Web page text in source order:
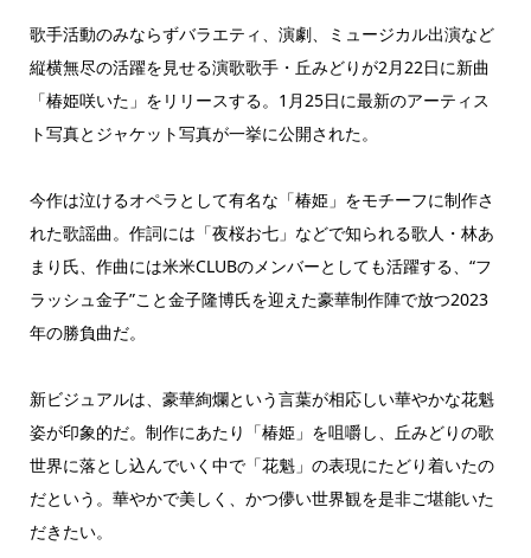
歌手活動のみならずバラエティ、演劇、ミュージカル出演など
縦横無尽の活躍を見せる演歌歌手・丘みどりが2月22日に新曲
「椿姫咲いた」をリリースする。1月25日に最新のアーティス
ト写真とジャケット写真が一挙に公開された。
今作は泣けるオペラとして有名な「椿姫」をモチーフに制作さ
れた歌謡曲。作詞には「夜桜お七」などで知られる歌人・林あ
まり氏、作曲には米米CLUBのメンバーとしても活躍する、“フ
ラッシュ金子”こと金子隆博氏を迎えた豪華制作陣で放つ2023
年の勝負曲だ。
新ビジュアルは、豪華絢爛という言葉が相応しい華やかな花魁
姿が印象的だ。制作にあたり「椿姫」を咀嚼し、丘みどりの歌
世界に落とし込んでいく中で「花魁」の表現にたどり着いたの
だという。華やかで美しく、かつ儚い世界観を是非ご堪能いた
だきたい。